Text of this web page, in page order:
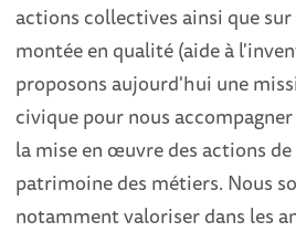
actions collectives ainsi que
montée en qualité (aide à
proposons aujourd'hui une
civique pour nous
la mise en œuvre des actions
patrimoine des métiers. Nous
notamment valoriser dans les